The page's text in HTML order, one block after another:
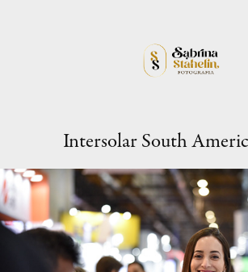
Intersolar South